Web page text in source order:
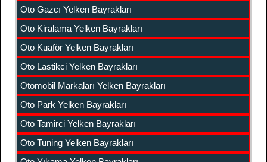
Oto Gazcı Yelken Bayrakları
Oto Kiralama Yelken Bayrakları
Oto Kuaför Yelken Bayrakları
Oto Lastikci Yelken Bayrakları
Otomobil Markaları Yelken Bayrakları
Oto Park Yelken Bayrakları
Oto Tamirci Yelken Bayrakları
Oto Tuning Yelken Bayrakları